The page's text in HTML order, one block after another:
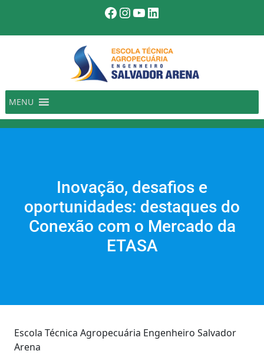
o
Facebook
Instagram
Youtube
LinkedIn
MENU
Inovação, desafios e
oportunidades: destaques do
Conexão com o Mercado da
ETASA
Escola Técnica Agropecuária Engenheiro Salvador
Arena